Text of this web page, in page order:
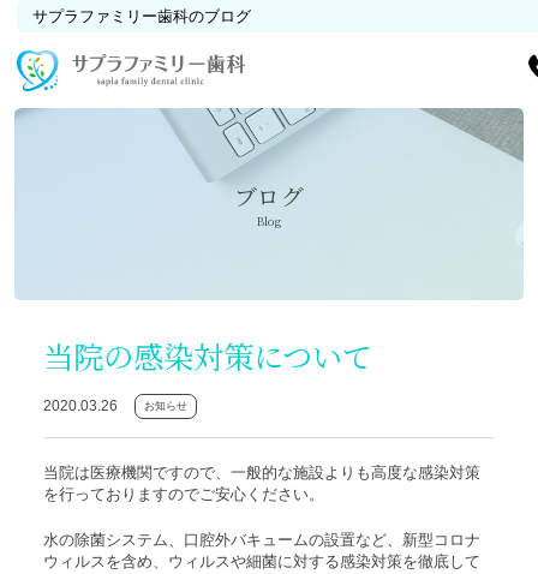
サプラファミリー歯科のブログ
ブログ
Blog
当院の感染対策について
2020.03.26 お知らせ
当院は医療機関ですので、一般的な施設よりも高度な感染対策
を行っておりますのでご安心ください。
水の除菌システム、口腔外バキュームの設置など、新型コロナ
ウィルスを含め、ウィルスや細菌に対する感染対策を徹底して